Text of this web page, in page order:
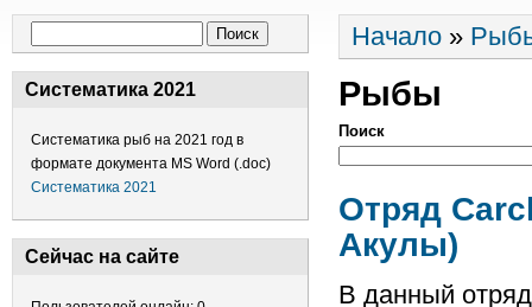
Систематика 2021
Систематика рыб на 2021 год в
формате документа MS Word (.doc)
Систематика 2021
Сейчас на сайте
Вы здесь
Начало »
Рыбы
Поиск
Отряд
Акулы)
В данный